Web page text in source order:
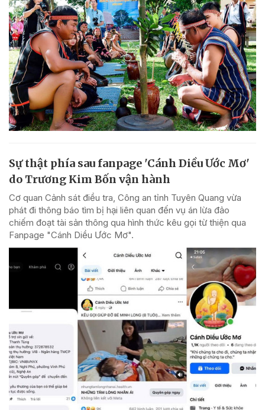
Sự thật phía sau fanpage 'Cánh Diều Ước Mơ'
do Trương Kim Bốn vận hành
Cơ quan Cảnh sát điều tra, Công an tỉnh Tuyên Quang vừa
phát đi thông báo tìm bị hại liên quan đến vụ án lừa đảo
chiếm đoạt tài sản thông qua hình thức kêu gọi từ thiện qua
Fanpage "Cánh Diều Ước Mơ".